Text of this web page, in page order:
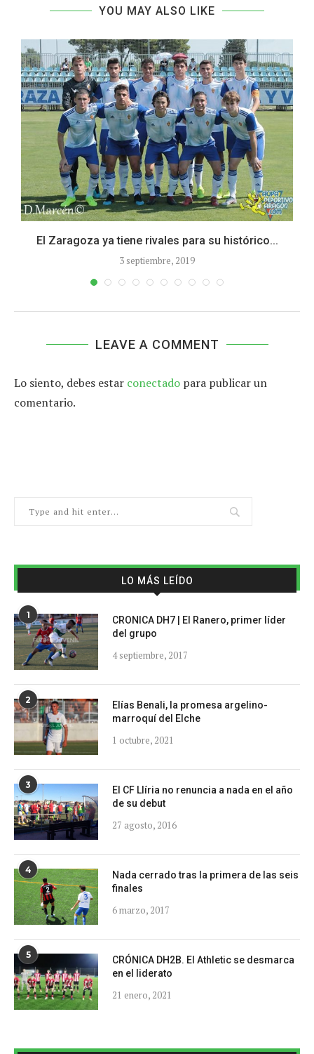
YOU MAY ALSO LIKE
El Zaragoza ya tiene rivales para su histórico...
3 septiembre, 2019
LEAVE A COMMENT
Lo siento, debes estar conectado para publicar un
comentario.
LO MÁS LEÍDO
1
CRONICA DH7 | El Ranero, primer líder
del grupo
4 septiembre, 2017
2
Elías Benali, la promesa argelino-
marroquí del Elche
1 octubre, 2021
3
El CF Llíria no renuncia a nada en el año
de su debut
27 agosto, 2016
4
Nada cerrado tras la primera de las seis
finales
6 marzo, 2017
5
CRÓNICA DH2B. El Athletic se desmarca
en el liderato
21 enero, 2021